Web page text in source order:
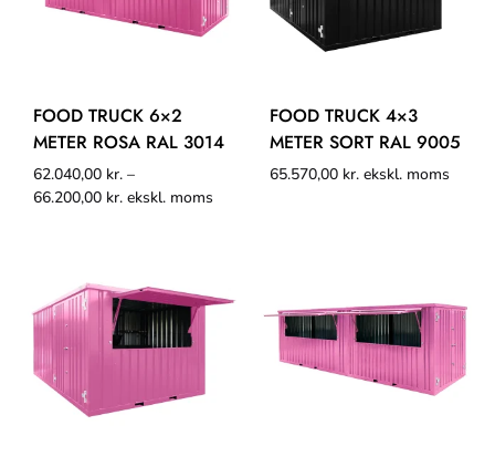
FOOD TRUCK 6×2
METER ROSA RAL 3014
62.040,00 kr. –
66.200,00 kr. ekskl. moms
FOOD TRUCK 4×3
METER SORT RAL 9005
65.570,00 kr. ekskl. moms